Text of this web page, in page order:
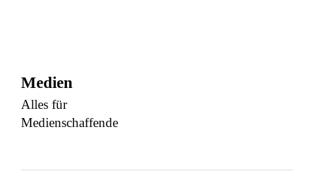
Medien
Alles für
Medienschaffende